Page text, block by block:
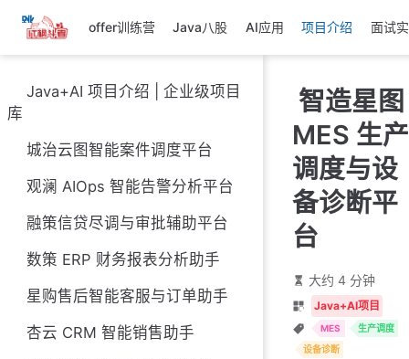
跳
至
主
內
容
offer训练营 Java八股 AI应用 项目介绍 面试
Java+AI 项目介绍 | 企业级项目
库
城治云图智能案件调度平台
观澜 AIOps 智能告警分析平台
融策信贷尽调与审批辅助平台
数策 ERP 财务报表分析助手
星购售后智能客服与订单助手
杏云 CRM 智能销售助手
智造星图
MES 生产
调度与设
备诊断平
台
大约 4 分钟
Java+AI项目
MES
生产调度
设备诊断